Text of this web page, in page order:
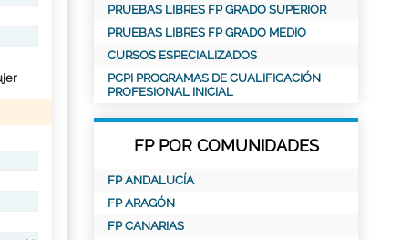
PRUEBAS LIBRES FP GRADO SUPERIOR
PRUEBAS LIBRES FP GRADO MEDIO
CURSOS ESPECIALIZADOS
PCPI PROGRAMAS DE CUALIFICACIÓN
PROFESIONAL INICIAL
FP POR COMUNIDADES
FP ANDALUCÍA
FP ARAGÓN
FP CANARIAS